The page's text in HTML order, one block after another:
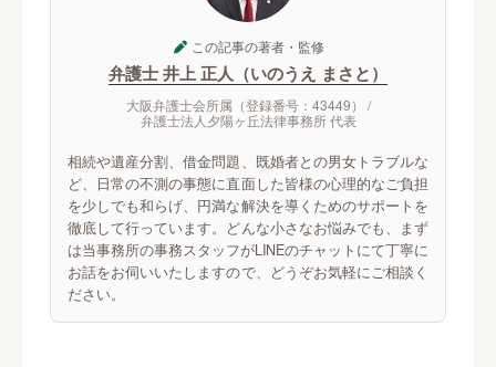
この記事の著者・監修
弁護士 井上 正人（いのうえ まさと）
大阪弁護士会所属（登録番号：43449） /
弁護士法人夕陽ヶ丘法律事務所 代表
相続や遺産分割、借金問題、既婚者との男女トラブルな
ど、日常の不測の事態に直面した皆様の心理的なご負担
を少しでも和らげ、円満な解決を導くためのサポートを
徹底して行っています。どんな小さなお悩みでも、まず
は当事務所の事務スタッフがLINEのチャットにて丁寧に
お話をお伺いいたしますので、どうぞお気軽にご相談く
ださい。